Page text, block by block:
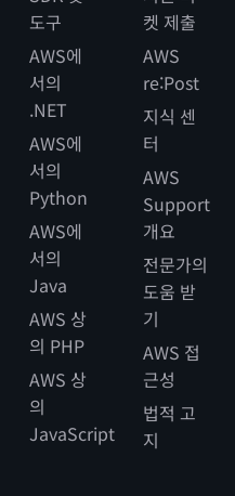
도구
AWS에
서의
.NET
AWS에
서의
Python
AWS에
서의
Java
AWS 상
의 PHP
AWS 상
의
JavaScript
켓 제출
AWS
re:Post
지식 센
터
AWS
Support
개요
전문가의
도움 받
기
AWS 접
근성
법적 고
지